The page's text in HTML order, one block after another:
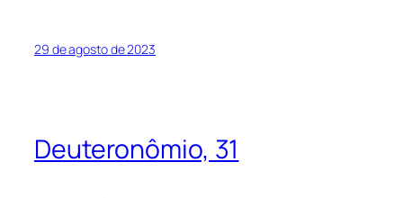
29 de agosto de 2023
Deuteronômio, 31